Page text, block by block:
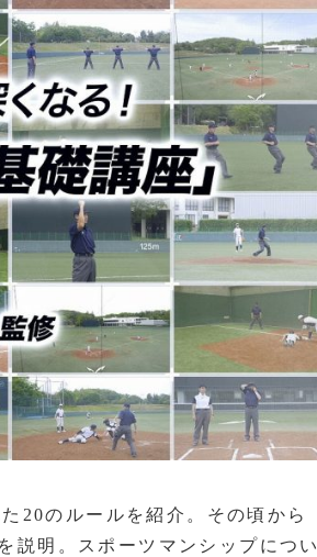
20のルールを紹介。その頃から
説明。スポーツマンシップについ